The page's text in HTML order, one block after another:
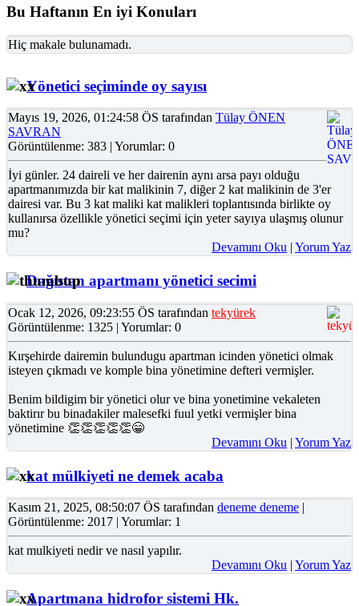
Bu Haftanın En iyi Konuları
Hiç makale bulunamadı.
Yönetici seçiminde oy sayısı
Mayıs 19, 2026, 01:24:58 ÖS tarafından Tülay ÖNEN
SAVRAN
Görüntülenme: 383 | Yorumlar: 0
İyi günler. 24 daireli ve her dairenin aynı arsa payı olduğu
apartmanımızda bir kat malikinin 7, diğer 2 kat malikinin de 3'er
dairesi var. Bu 3 kat maliki kat malikleri toplantısında birlikte oy
kullanırsa özellikle yönetici seçimi için yeter sayıya ulaşmış olunur
mu?
Devamını Oku | Yorum Yaz
Dağıstan apartmanı yönetici secimi
Ocak 12, 2026, 09:23:55 ÖS tarafından tekyürek
Görüntülenme: 1325 | Yorumlar: 0
Kırşehirde dairemin bulundugu apartman icinden yönetici olmak
isteyen çıkmadı ve komple bina yönetimine defteri vermişler.
Benim bildigim bir yönetici olur ve bina yonetimine vekaleten
baktirır bu binadakiler malesefki fuul yetki vermişler bina
yönetimine 👏👏👏👏👏😁
Devamını Oku | Yorum Yaz
kat mülkiyeti ne demek acaba
Kasım 21, 2025, 08:50:07 ÖS tarafından deneme deneme |
Görüntülenme: 2017 | Yorumlar: 1
kat mulkiyeti nedir ve nasıl yapılır.
Devamını Oku | Yorum Yaz
Apartmana hidrofor sistemi Hk.